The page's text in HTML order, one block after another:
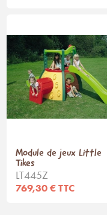
Module de jeux Little
Tikes
LT445Z
769,30 € TTC